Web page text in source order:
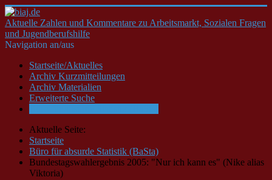
Aktuelle Zahlen und Kommentare zu Arbeitsmarkt, Sozialen Fragen
und Jugendberufshilfe
Navigation an/aus
Startseite/Aktuelles
Archiv Kurzmitteilungen
Archiv Materialien
Erweiterte Suche
Aktuelle Seite:
Startseite
Büro für absurde Statistik (BaSta)
Bundestagswahlergebnis 2005: "Nur ich kann es" (Nike alias
Viktoria)